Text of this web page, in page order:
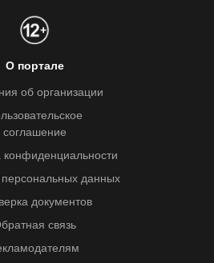
О портале
об организации
соглашение
конфиденциальности
персональных данных
документов
связь